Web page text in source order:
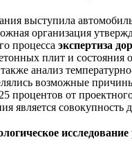
выступила
организация
процесса экспертиза
плит и состояния
анализ
возможные
процентов от
является совокупность